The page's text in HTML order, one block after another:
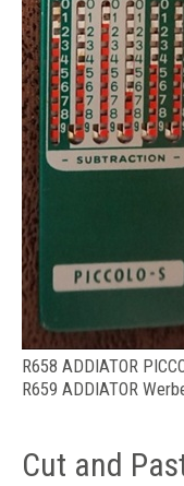
R658 ADDIATOR
R659 ADDIATOR
Cut and